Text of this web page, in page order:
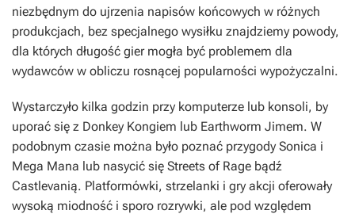
niezbędnym do ujrzenia napisów końcowych w różnych
produkcjach, bez specjalnego wysiłku znajdziemy powody,
dla których długość gier mogła być problemem dla
wydawców w obliczu rosnącej popularności wypożyczalni.
Wystarczyło kilka godzin przy komputerze lub konsoli, by
uporać się z Donkey Kongiem lub Earthworm Jimem. W
podobnym czasie można było poznać przygody Sonica i
Mega Mana lub nasycić się Streets of Rage bądź
Castlevanią. Platformówki, strzelanki i gry akcji oferowały
wysoką miodność i sporo rozrywki, ale pod względem